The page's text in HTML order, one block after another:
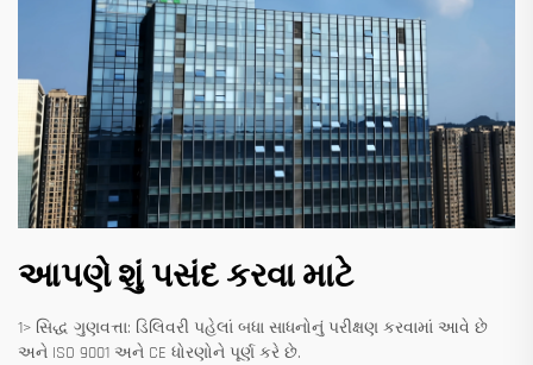
આપણે શું પસંદ કરવા માટે
1> સિદ્ધ ગુણવત્તા: ડિલિવરી પહેલાં બધા સાધનોનું પરીક્ષણ કરવામાં આવે છે
અને ISO 9001 અને CE ધોરણોને પૂર્ણ કરે છે.